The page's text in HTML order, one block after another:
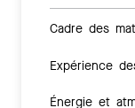
Cadre des
Expérience
Énergie et